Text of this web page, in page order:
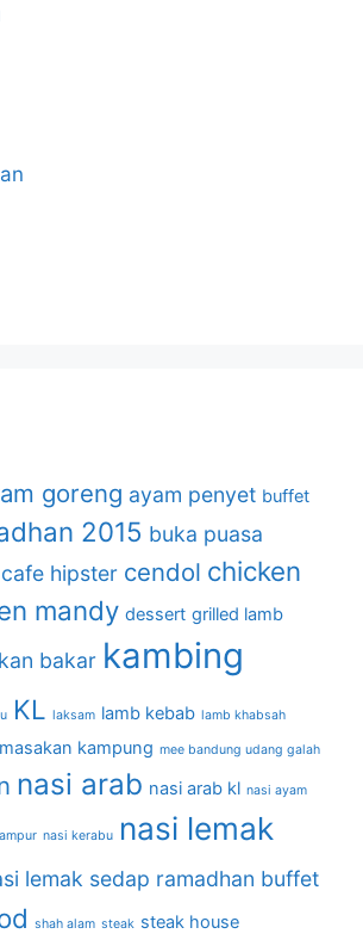
goreng ayam penyet buffet
2015 buka puasa
cafe hipster cendol chicken
mandy dessert grilled lamb
bakar kambing
KL laksam lamb kebab lamb khabsah
masakan kampung mee bandung udang galah
nasi arab nasi arab kl nasi ayam
nasi kerabu nasi lemak
lemak sedap ramadhan buffet
shah alam steak steak house